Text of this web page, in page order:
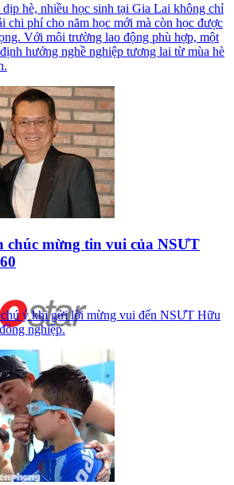
hè, nhiều học sinh tại Gia Lai không chỉ
chi phí cho năm học mới mà còn học được
Với môi trường lao động phù hợp, một
hướng nghề nghiệp tương lai từ mùa hè
chúc mừng tin vui của NSƯT
ý khi gửi lời mừng vui đến NSƯT Hữu
nghiệp.